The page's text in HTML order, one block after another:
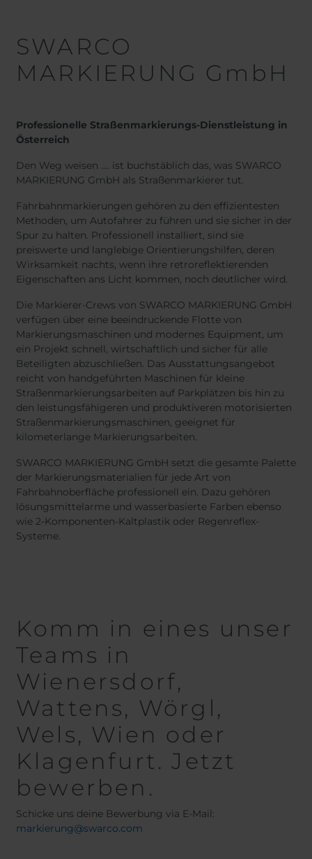
SWARCO
MARKIERUNG GmbH
Professionelle Straßenmarkierungs-Dienstleistung in
Österreich
Den Weg weisen .... ist buchstäblich das, was SWARCO
MARKIERUNG GmbH als Straßenmarkierer tut.
Fahrbahnmarkierungen gehören zu den effizientesten
Methoden, um Autofahrer zu führen und sie sicher in der
Spur zu halten. Professionell installiert, sind sie
preiswerte und langlebige Orientierungshilfen, deren
Wirksamkeit nachts, wenn ihre retroreflektierenden
Eigenschaften ans Licht kommen, noch deutlicher wird.
Die Markierer-Crews von SWARCO MARKIERUNG GmbH
verfügen über eine beeindruckende Flotte von
Markierungsmaschinen und modernes Equipment, um
ein Projekt schnell, wirtschaftlich und sicher für alle
Beteiligten abzuschließen. Das Ausstattungsangebot
reicht von handgeführten Maschinen für kleine
Straßenmarkierungsarbeiten auf Parkplätzen bis hin zu
den leistungsfähigeren und produktiveren motorisierten
Straßenmarkierungsmaschinen, geeignet für
kilometerlange Markierungsarbeiten.
SWARCO MARKIERUNG GmbH setzt die gesamte Palette
der Markierungsmaterialien für jede Art von
Fahrbahnoberfläche professionell ein. Dazu gehören
lösungsmittelarme und wasserbasierte Farben ebenso
wie 2-Komponenten-Kaltplastik oder Regenreflex-
Systeme.
Komm in eines unser
Teams in
Wienersdorf,
Wattens, Wörgl,
Wels, Wien oder
Klagenfurt. Jetzt
bewerben.
Schicke uns deine Bewerbung via E-Mail:
markierung@swarco.com